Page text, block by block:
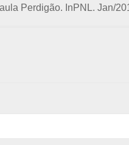
Perdigão. InPNL. Jan/